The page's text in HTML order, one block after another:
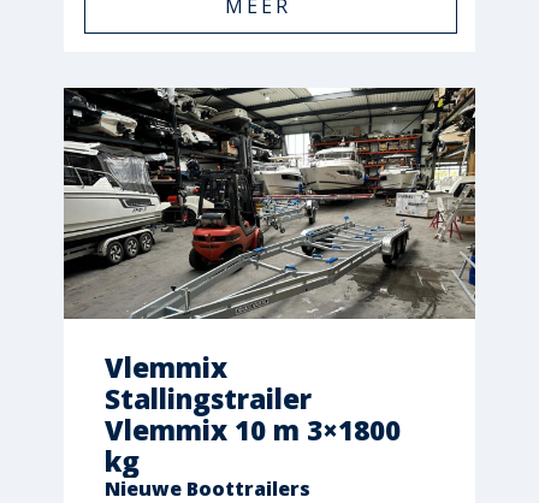
MEER
Vlemmix
Stallingstrailer
Vlemmix 10 m 3×1800
kg
Nieuwe Boottrailers